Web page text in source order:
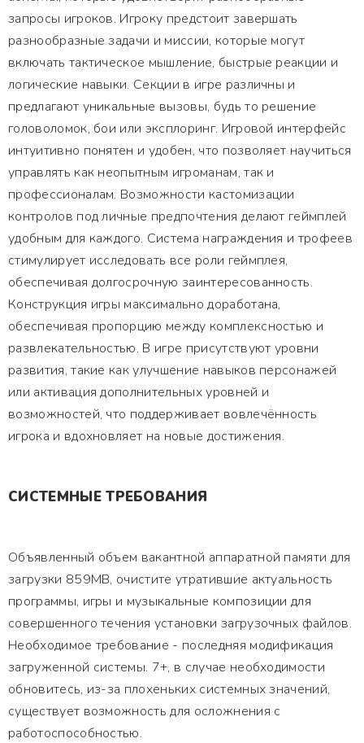
запросы игроков. Игроку предстоит завершать
разнообразные задачи и миссии, которые могут
включать тактическое мышление, быстрые реакции и
логические навыки. Секции в игре различны и
предлагают уникальные вызовы, будь то решение
головоломок, бои или эксплоринг. Игровой интерфейс
интуитивно понятен и удобен, что позволяет научиться
управлять как неопытным игроманам, так и
профессионалам. Возможности кастомизации
контролов под личные предпочтения делают геймплей
удобным для каждого. Система награждения и трофеев
стимулирует исследовать все роли геймплея,
обеспечивая долгосрочную заинтересованность.
Конструкция игры максимально доработана,
обеспечивая пропорцию между комплексностью и
развлекательностью. В игре присутствуют уровни
развития, такие как улучшение навыков персонажей
или активация дополнительных уровней и
возможностей, что поддерживает вовлечённость
игрока и вдохновляет на новые достижения.
СИСТЕМНЫЕ ТРЕБОВАНИЯ
Объявленный объем вакантной аппаратной памяти для
загрузки 859MB, очистите утратившие актуальность
программы, игры и музыкальные композиции для
совершенного течения установки загрузочных файлов.
Необходимое требование - последняя модификация
загруженной системы. 7+, в случае необходимости
обновитесь, из-за плохеньких системных значений,
существует возможность для осложнения с
работоспособностью.